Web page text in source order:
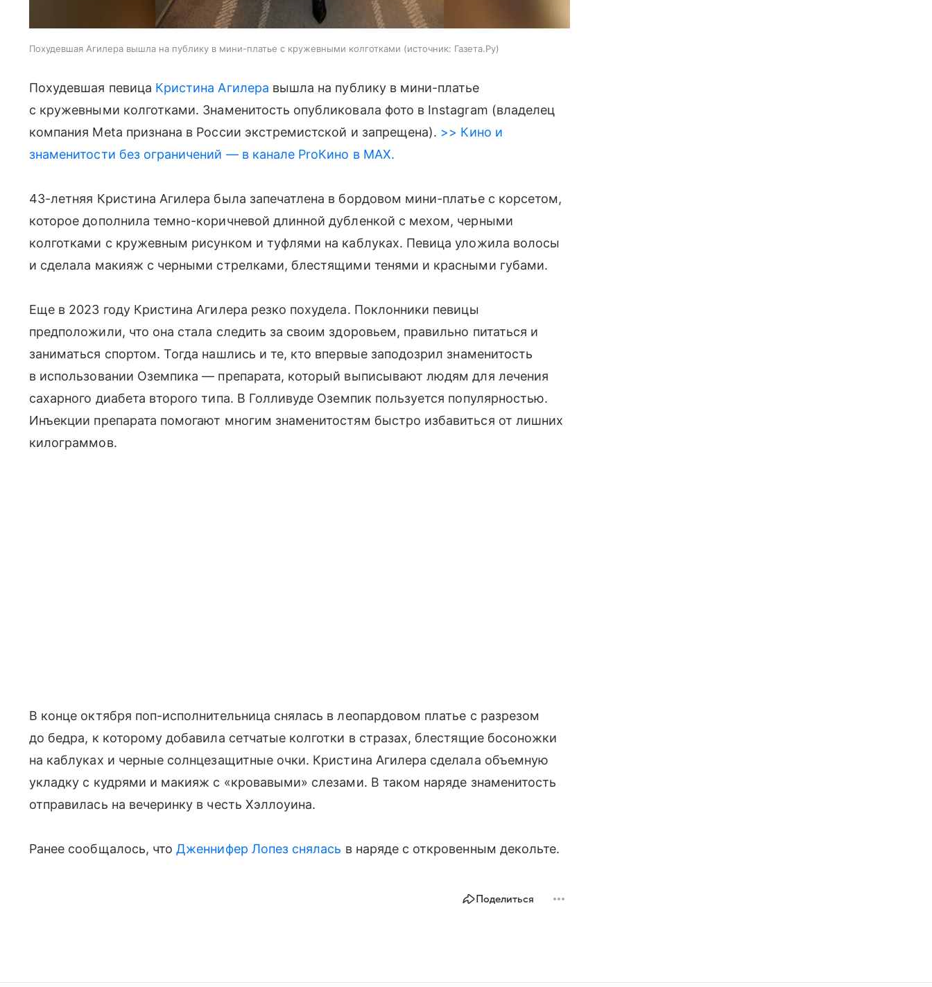
Похудевшая Агилера вышла на публику в мини-платье с кружевными колготками источник: Газета.Ру
Похудевшая певица Кристина Агилера вышла на публику в мини-платье
с кружевными колготками. Знаменитость опубликовала фото в Instagram (владелец
компания Meta признана в России экстремистской и запрещена). >> Кино и
знаменитости без ограничений — в канале ProКино в MAX.
43-летняя Кристина Агилера была запечатлена в бордовом мини-платье с корсетом,
которое дополнила темно-коричневой длинной дубленкой с мехом, черными
колготками с кружевным рисунком и туфлями на каблуках. Певица уложила волосы
и сделала макияж с черными стрелками, блестящими тенями и красными губами.
Еще в 2023 году Кристина Агилера резко похудела. Поклонники певицы
предположили, что она стала следить за своим здоровьем, правильно питаться и
заниматься спортом. Тогда нашлись и те, кто впервые заподозрил знаменитость
в использовании Оземпика — препарата, который выписывают людям для лечения
сахарного диабета второго типа. В Голливуде Оземпик пользуется популярностью.
Инъекции препарата помогают многим знаменитостям быстро избавиться от лишних
килограммов.
В конце октября поп-исполнительница снялась в леопардовом платье с разрезом
до бедра, к которому добавила сетчатые колготки в стразах, блестящие босоножки
на каблуках и черные солнцезащитные очки. Кристина Агилера сделала объемную
укладку с кудрями и макияж с «кровавыми» слезами. В таком наряде знаменитость
отправилась на вечеринку в честь Хэллоуина.
Ранее сообщалось, чтоДженнифер Лопез снялась в наряде с откровенным декольте.
Поделиться